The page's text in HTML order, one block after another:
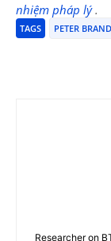
nhiệm pháp lý.
TAGS PETER
Researcher on